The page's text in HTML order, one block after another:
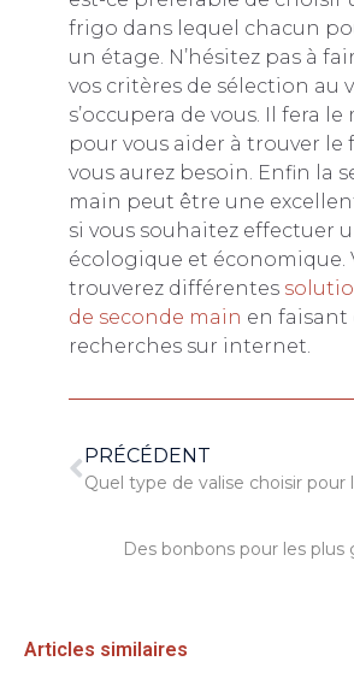
frigo dans lequel chacun
un étage. N’hésitez pas à
vos critères de sélection au
s’occupera de vous. Il fera
pour vous aider à trouver
vous aurez besoin. Enfin la
main peut être une
si vous souhaitez effectuer
écologique et économique.
trouverez différentes
de seconde main en faisant
recherches sur internet.
PRÉCÉDENT
Des bonbons pour les plus
Articles similaires